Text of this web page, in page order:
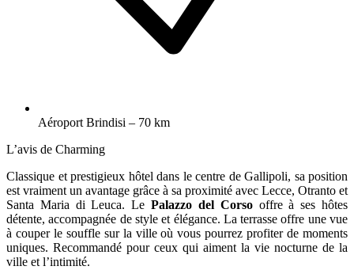
Aéroport Brindisi – 70 km
L’avis de Charming
Classique et prestigieux hôtel dans le centre de Gallipoli, sa position
est vraiment un avantage grâce à sa proximité avec Lecce, Otranto et
Santa Maria di Leuca. LePalazzo del Corsooffre à ses hôtes
détente, accompagnée de style et élégance. La terrasse offre une vue
à couper le souffle sur la ville où vous pourrez profiter de moments
uniques. Recommandé pour ceux qui aiment la vie nocturne de la
ville et l’intimité.